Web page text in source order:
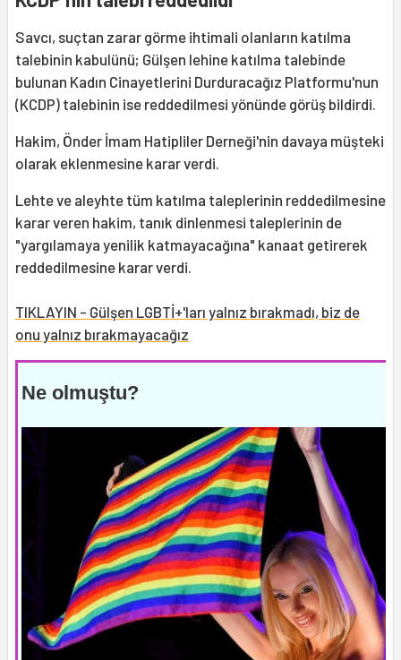
Savcı, suçtan zarar görme ihtimali olanların katılma
talebinin kabulünü; Gülşen lehine katılma talebinde
bulunan Kadın Cinayetlerini Durduracağız Platformu'nun
(KCDP) talebinin ise reddedilmesi yönünde görüş bildirdi.
Hakim, Önder İmam Hatipliler Derneği'nin davaya müşteki
olarak eklenmesine karar verdi.
Lehte ve aleyhte tüm katılma taleplerinin reddedilmesine
karar veren hakim, tanık dinlenmesi taleplerinin de
"yargılamaya yenilik katmayacağına" kanaat getirerek
reddedilmesine karar verdi.
TIKLAYIN - Gülşen LGBTİ+'ları yalnız bırakmadı, biz de
onu yalnız bırakmayacağız
Ne olmuştu?